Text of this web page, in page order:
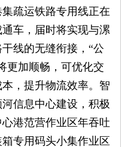
疏运铁路专用线正在
车，届时将实现与漯
线的无缝衔接，“公
更加顺畅，可优化交
，提升物流效率。智
信息中心建设，积极
港范营作业区年吞吐
专用码头小集作业区